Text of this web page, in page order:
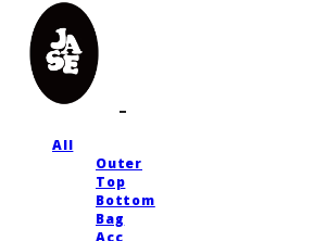
All
Outer
Top
Bottom
Bag
Acc